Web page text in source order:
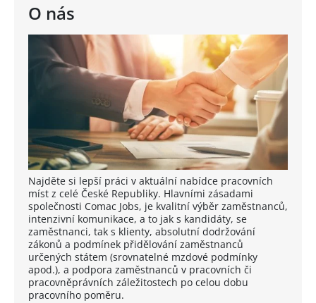
O nás
Najděte si lepší práci v aktuální nabídce pracovních
míst z celé České Republiky. Hlavními zásadami
společnosti Comac Jobs, je kvalitní výběr zaměstnanců,
intenzivní komunikace, a to jak s kandidáty, se
zaměstnanci, tak s klienty, absolutní dodržování
zákonů a podmínek přidělování zaměstnanců
určených státem (srovnatelné mzdové podmínky
apod.), a podpora zaměstnanců v pracovních či
pracovněprávních záležitostech po celou dobu
pracovního poměru.